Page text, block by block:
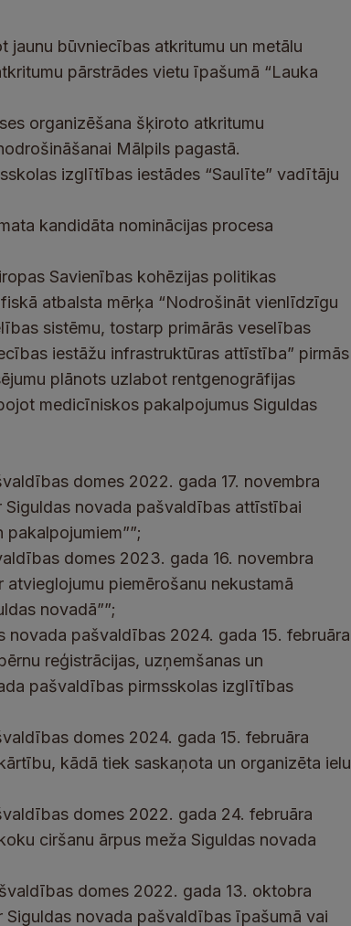
jaunu būvniecības atkritumu un metālu
pārstrādes vietu īpašumā “Lauka
organizēšana šķiroto atkritumu
Mālpils pagastā.
izglītības iestādes “Saulīte” vadītāju
kandidāta nominācijas procesa
Savienības kohēzijas politikas
atbalsta mērķa “Nodrošināt vienlīdzīgu
sistēmu, tostarp primārās veselības
iestāžu infrastruktūras attīstība” pirmās
plānots uzlabot rentgenogrāfijas
medicīniskos pakalpojumus Siguldas
domes 2022. gada 17. novembra
Siguldas novada pašvaldības attīstībai
domes 2023. gada 16. novembra
piemērošanu nekustamā
novadā””;
novada pašvaldības 2024. gada 15. februāra
reģistrācijas, uzņemšanas un
pašvaldības pirmsskolas izglītības
domes 2024. gada 15. februāra
kādā tiek saskaņota un organizēta ielu
domes 2022. gada 24. februāra
ciršanu ārpus meža Siguldas novada
domes 2022. gada 13. oktobra
Siguldas novada pašvaldības īpašumā vai